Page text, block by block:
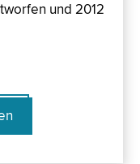
und 2012